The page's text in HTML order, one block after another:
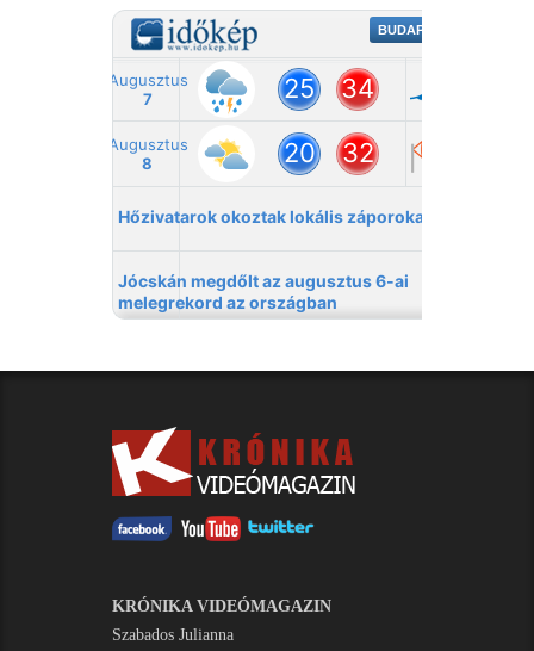
KRÓNIKA VIDEÓMAGAZIN
Szabados Julianna